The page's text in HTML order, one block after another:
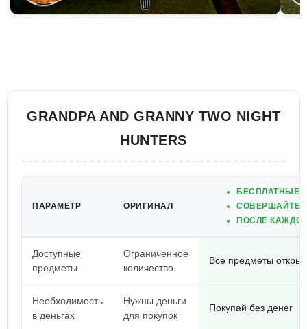
GRANDPA AND GRANNY TWO NIGHT
HUNTERS
ПАРАМЕТР ОРИГИНАЛ
БЕСПЛАТНЫЕ
СОВЕРШАЙТЕ
ПОСЛЕ
Доступные
предметы
Ограниченное
количество
Все предметы
Необходимость
в деньгах
Нужны деньги
для покупок
Покупай без денег